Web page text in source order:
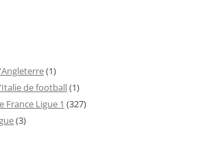
(1)
de football(1)
France Ligue 1 (327)
(3)